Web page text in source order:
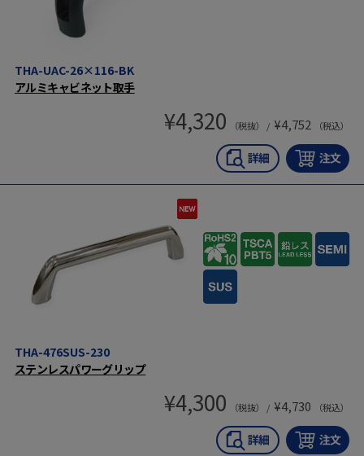
THA-UAC-26×116-BK
アルミキャビネット取手
¥4,320 （税抜） / ¥4,752 （税込）
THA-476SUS-230
ステンレスパワーグリップ
¥4,300 （税抜） / ¥4,730 （税込）